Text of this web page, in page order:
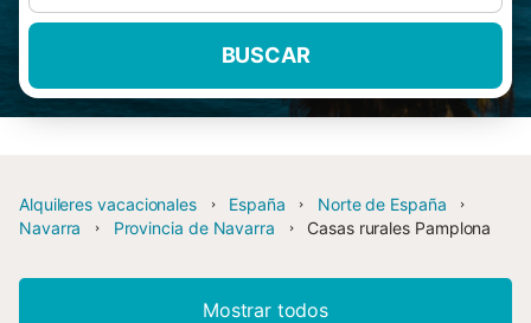
BUSCAR
Alquileres vacacionales España
Norte de España
Navarra
Provincia de Navarra Casas rurales Pamplona
Mostrar todos